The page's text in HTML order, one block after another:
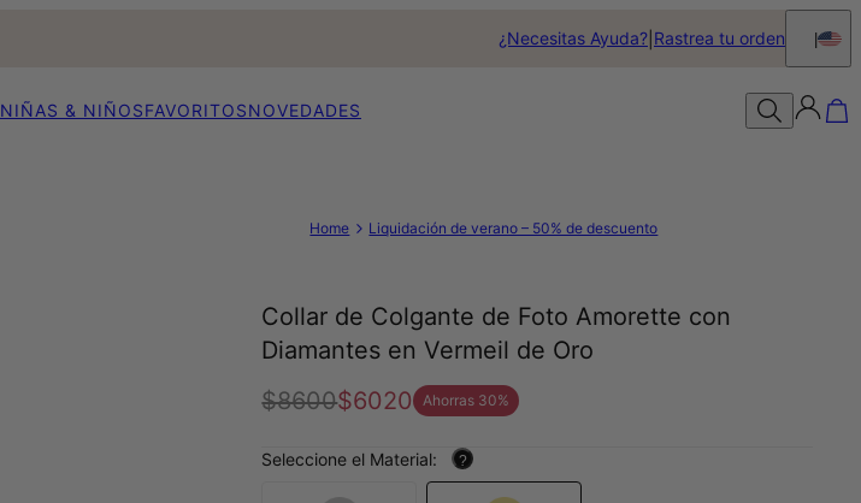
¿Necesitas Ayuda? Rastrea tu orden
NIÑAS & NIÑOSFAVORITOSNOVEDADES
Home Liquidación de verano – 50% de descuento
Collar de Colgante de Foto Amorette con
Diamantes en Vermeil de Oro
$8600$6020 Ahorras 30%
Seleccione el Material: ?